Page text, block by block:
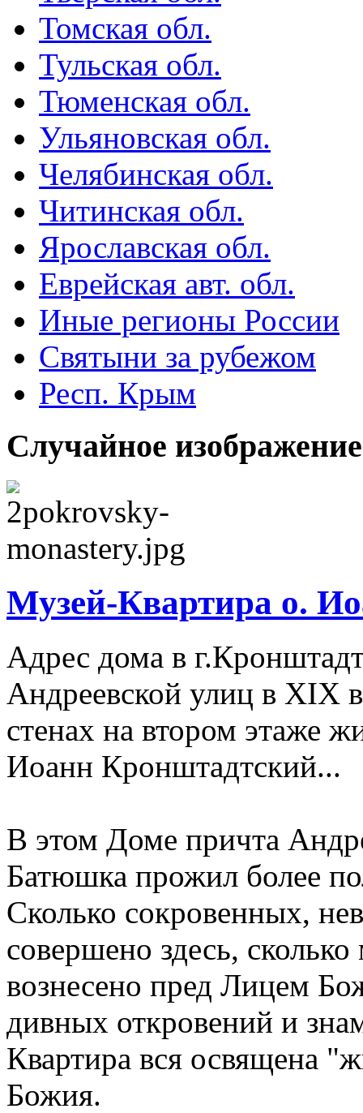
Томская обл.
Тульская обл.
Тюменская обл.
Ульяновская обл.
Челябинская обл.
Читинская обл.
Ярославская обл.
Еврейская авт. обл.
Иные регионы России
Святыни за рубежом
Респ. Крым
Случайное изображение
Музей-Квартира о.
Адрес дома в
Андреевской улиц в XIX
стенах на втором этаже
Иоанн Кронштадтский...
В этом Доме причта
Батюшка прожил более
Сколько сокровенных,
совершено здесь,
вознесено пред Лицем
дивных откровений и
Квартира вся освящена
Божия.